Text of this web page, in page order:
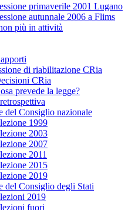
primaverile 2001 Lugano
autunnale 2006 a Flims
più in attività
di riabilitazione CRia
CRia
prevede la legge?
del Consiglio nazionale
1999
2003
2007
2011
2015
2019
del Consiglio degli Stati
2019
fuori